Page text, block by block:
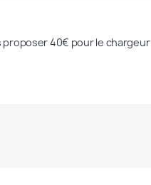
proposer 40€ pour le chargeur